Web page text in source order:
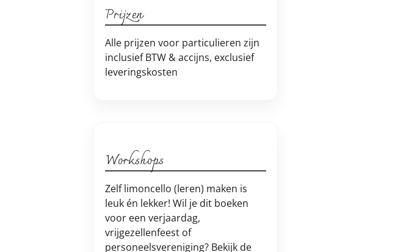
Prijzen
Alle prijzen voor particulieren zijn
inclusief BTW & accijns, exclusief
leveringskosten
Workshops
Zelf limoncello (leren) maken is
leuk én lekker! Wil je dit boeken
voor een verjaardag,
vrijgezellenfeest of
personeelsvereniging? Bekijk de